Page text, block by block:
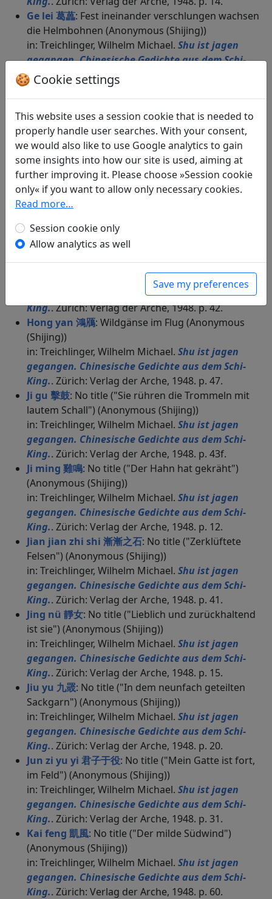
Ge lei 葛藟: Fest ineinander verschlungen wachsen
die Helmbohnen (Anonymous (Shijing))
in: Treichlinger, Wilhelm Michael. Shu ist jagen
gegangen. Chinesische Gedichte aus dem Schi-
King.. Zürich: Verlag der Arche, 1948. p. 28f.
Ge sheng 葛生
: Die Helmbohnen überwachsen den
Dornbusch (Anonymous (Shijing))
in: Treichlinger, Wilhelm Michael.Shu ist jagen
gegangen. Chinesische Gedichte aus dem Schi-
King.. Zürich: Verlag der Arche, 1948. p. 51.
Gu feng "Xi xi gu feng, wei feng ji yu" 谷風 "習習
谷風，維風及雨" : Sanft weht der Ostwind
(Anonymous (Shijing))
in: Treichlinger, Wilhelm Michael.
King.. Zürich: Verlag der Arche, 1948. p. 26.
He cao bu huang 何草不黃
nicht? (Anonymous (Shijing))
in: Treichlinger, Wilhelm Michael.
Shu ist jagen
gegangen. Chinesische Gedichte aus dem Schi-
King.. Zürich: Verlag der Arche, 1948. p. 42.
Hong yan 鴻鴈: Wildgänse im Flug (Anonymous
(Shijing))
in: Treichlinger, Wilhelm Michael. Shu ist jagen
gegangen. Chinesische Gedichte aus dem Schi-
King.. Zürich: Verlag der Arche, 1948. p. 47.
Ji gu 擊鼓: No title ("Sie rühren die Trommeln mit
lautem Schall") (Anonymous (Shijing))
in: Treichlinger, Wilhelm Michael. Shu ist jagen
gegangen. Chinesische Gedichte aus dem Schi-
King.. Zürich: Verlag der Arche, 1948. p. 43f.
Ji ming 雞鳴: No title ("Der Hahn hat gekräht")
(Anonymous (Shijing))
in: Treichlinger, Wilhelm Michael. Shu ist jagen
gegangen. Chinesische Gedichte aus dem Schi-
King.. Zürich: Verlag der Arche, 1948. p. 12.
Jian jian zhi shi 漸漸之石: No title ("Zerklüftete
Felsen") (Anonymous (Shijing))
in: Treichlinger, Wilhelm Michael. Shu ist jagen
gegangen. Chinesische Gedichte aus dem Schi-
King.. Zürich: Verlag der Arche, 1948. p. 41.
Jing nü 靜女: No title ("Lieblich und zurückhaltend
ist sie") (Anonymous (Shijing))
in: Treichlinger, Wilhelm Michael. Shu ist jagen
gegangen. Chinesische Gedichte aus dem Schi-
King.. Zürich: Verlag der Arche, 1948. p. 15.
Jiu yu 九罭: No title ("In dem neunfach geteilten
Sackgarn") (Anonymous (Shijing))
in: Treichlinger, Wilhelm Michael. Shu ist jagen
gegangen. Chinesische Gedichte aus dem Schi-
King.. Zürich: Verlag der Arche, 1948. p. 20.
Jun zi yu yi 君子于役: No title ("Mein Gatte ist fort,
im Feld") (Anonymous (Shijing))
in: Treichlinger, Wilhelm Michael. Shu ist jagen
gegangen. Chinesische Gedichte aus dem Schi-
King.. Zürich: Verlag der Arche, 1948. p. 31.
Kai feng 凱風: No title ("Der milde Südwind")
(Anonymous (Shijing))
in: Treichlinger, Wilhelm Michael. Shu ist jagen
gegangen. Chinesische Gedichte aus dem Schi-
King.. Zürich: Verlag der Arche, 1948. p. 60.
🍪 Cookie settings
This website uses a session cookie that is needed to
properly handle user searches. With your consent,
we would also like to use Google analytics to gain
some insights into how our site is used, aiming at
further improving it. Please choose »Session cookie
only« if you want to allow only necessary cookies.
Read more…
Session cookie only
Allow analytics as well
Save my preferences